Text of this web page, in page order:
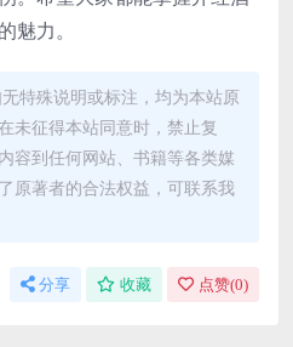
魅力。
特殊说明或标注，均为本站原
未征得本站同意时，禁止复
容到任何网站、书籍等各类媒
原著者的合法权益，可联系我
分享 收藏 点赞(0)